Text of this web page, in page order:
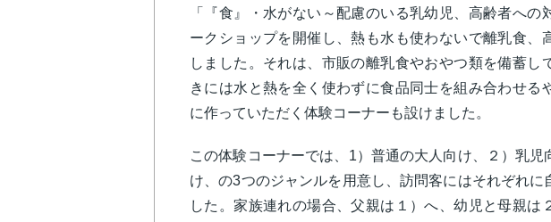
「『食』・水がない～配慮のいる乳幼児、高齢者への
ークショップを開催し、熱も水も使わないで離乳食、
しました。それは、市販の離乳食やおやつ類を備蓄し
きには水と熱を全く使わずに食品同士を組み合わせる
に作っていただく体験コーナーも設けました。
この体験コーナーでは、1）普通の大人向け、２）乳児
け、の3つのジャンルを用意し、訪問客にはそれぞれに
した。家族連れの場合、父親は１）へ、幼児と母親は